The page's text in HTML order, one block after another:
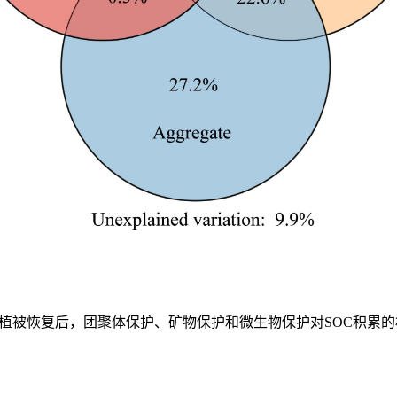
被恢复后，团聚体保护、矿物保护和微生物保护对SOC积累